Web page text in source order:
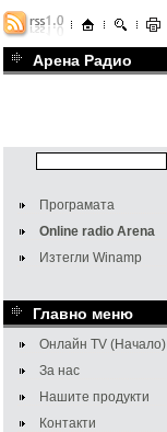
Арена Радио
Програмата
Online radio Arena
Изтегли Winamp
Главно меню
Онлайн TV (Начало)
За нас
Нашите продукти
Контакти